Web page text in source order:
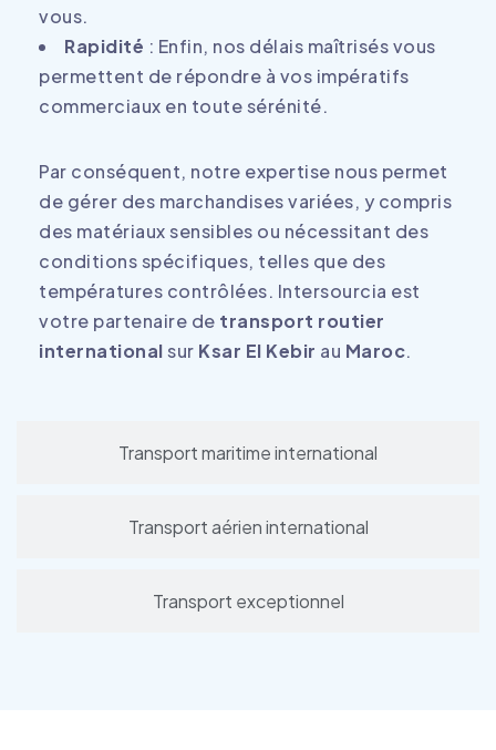
Transport maritime international
Transport aérien international
Transport exceptionnel
vous.
Rapidité : Enfin, nos délais maîtrisés vous
permettent de répondre à vos impératifs
commerciaux en toute sérénité.
Par conséquent, notre expertise nous permet
de gérer des marchandises variées, y compris
des matériaux sensibles ou nécessitant des
conditions spécifiques, telles que des
températures contrôlées. Intersourcia est
votre partenaire de transport routier
internationalsur Ksar El Kebir au Maroc.